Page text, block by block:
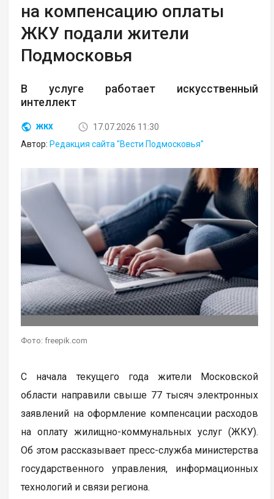
на компенсацию оплаты
ЖКУ подали жители
Подмосковья
В услуге работает искусственный
интеллект
ЖКХ
17.07.2026 11:30
Автор:Редакция сайта "Вести Подмосковья"
Фото: freepik.com
С начала текущего года жители Московской
области направили свыше 77 тысяч электронных
заявлений на оформление компенсации расходов
на оплату жилищно-коммунальных услуг (ЖКУ).
Об этом рассказывает пресс-служба министерства
государственного управления, информационных
технологий и связи региона.